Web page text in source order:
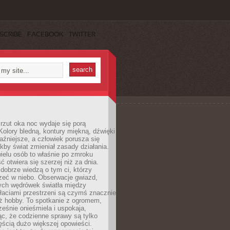
FACEBOOK TWITTER
oka noc wydaje się porą
bledną, kontury miękną, dźwięki
a człowiek porusza się
świat zmieniał zasady działania.
osób to właśnie po zmroku
otwiera się szerzej niż za dnia.
wiedzą o tym ci, którzy
w niebo. Obserwacje gwiazd,
wędrówek światła między
przestrzeni są czymś znacznie
hobby. To spotkanie z ogromem,
onieśmiela i uspokaja,
że codzienne sprawy są tylko
dużo większej opowieści.